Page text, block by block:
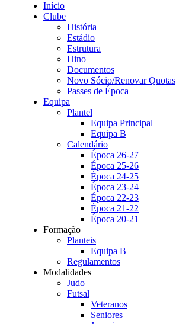
Início
Clube
História
Estádio
Estrutura
Hino
Documentos
Novo Sócio/Renovar Quotas
Passes de Época
Equipa
Plantel
Equipa Principal
Equipa B
Calendário
Época 26-27
Época 25-26
Época 24-25
Época 23-24
Época 22-23
Época 21-22
Época 20-21
Formação
Planteis
Equipa B
Regulamentos
Modalidades
Judo
Futsal
Veteranos
Seniores